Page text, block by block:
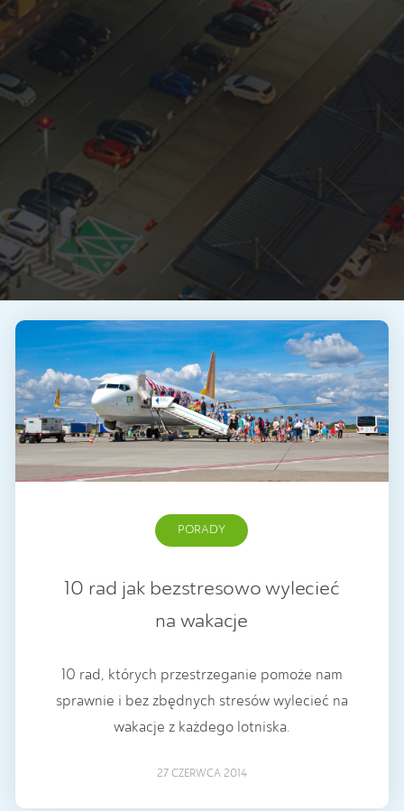
PORADY
10 rad jak bezstresowo wylecieć
na wakacje
10 rad, których przestrzeganie pomoże nam
sprawnie i bez zbędnych stresów wylecieć na
wakacje z każdego lotniska.
27 CZERWCA 2014